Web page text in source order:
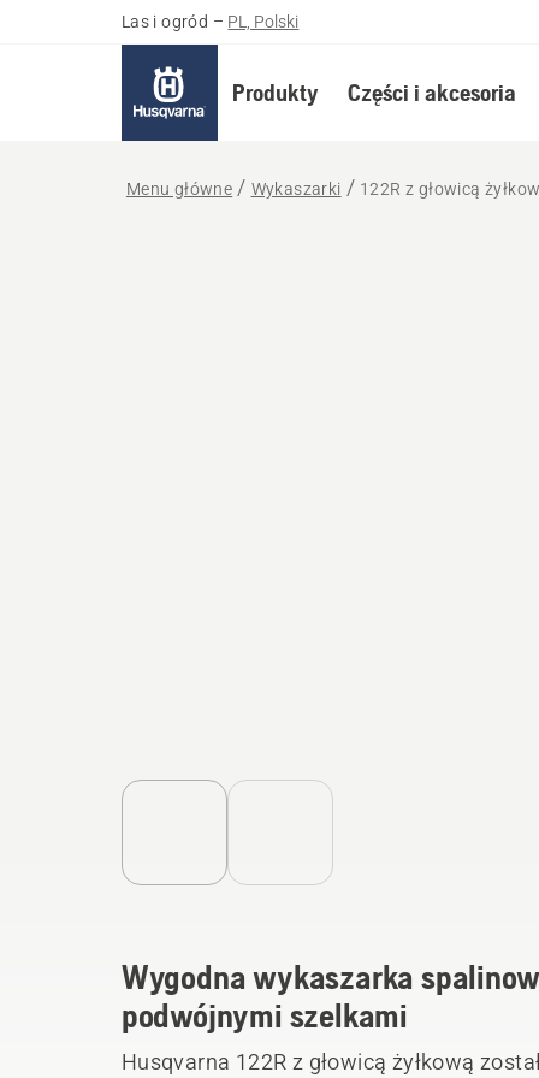
Las i ogród – PL, Polski
Produkty Części i akcesoria
Menu główne Wykaszarki 122R z głowicą
Wygodna wykaszarka
podwójnymi szelkami
Husqvarna 122R z głowicą żyłkową